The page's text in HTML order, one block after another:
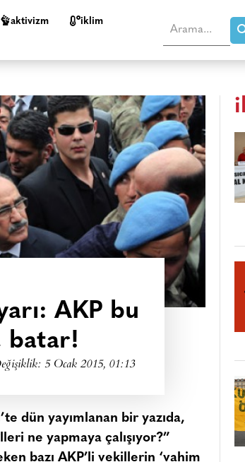
aktivizm i̇klim
AKP bu
batar!
5 Ocak 2015, 01:13
dün yayımlanan bir yazıda,
ne yapmaya çalışıyor?”
bazı AKP’li vekillerin ‘vahim